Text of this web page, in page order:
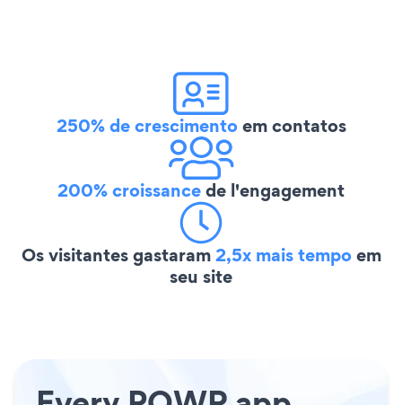
250% de crescimentoem contatos
200% croissancede l'engagement
Os visitantes gastaram2,5x mais tempoem
seu site